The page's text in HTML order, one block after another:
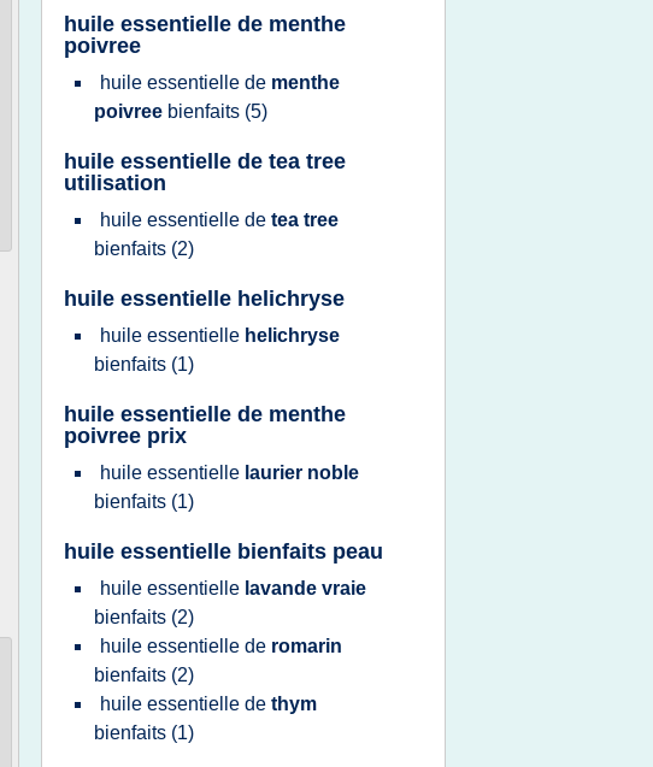
huile essentielle de menthe
poivree
huile essentielle de menthe
poivree bienfaits (5)
huile essentielle de tea tree
utilisation
huile essentielle de tea tree
bienfaits (2)
huile essentielle helichryse
huile essentielle helichryse
bienfaits (1)
huile essentielle de menthe
poivree prix
huile essentielle laurier noble
bienfaits (1)
huile essentielle bienfaits peau
huile essentielle lavande vraie
bienfaits (2)
huile essentielle de romarin
bienfaits (2)
huile essentielle de thym
bienfaits (1)